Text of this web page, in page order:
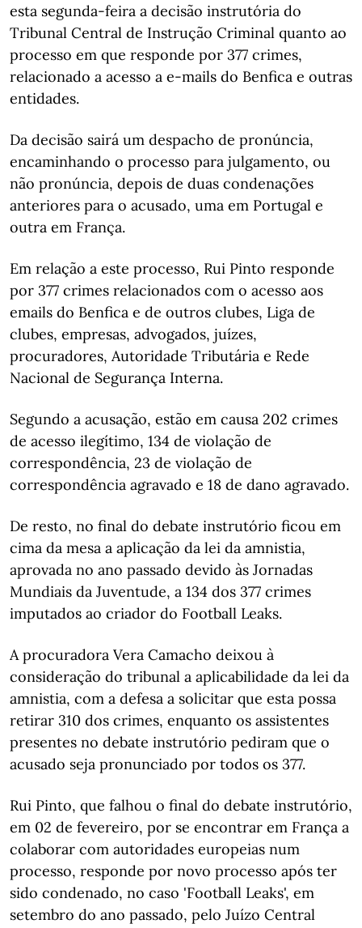
esta segunda-feira a decisão instrutória do
Tribunal Central de Instrução Criminal quanto ao
processo em que responde por 377 crimes,
relacionado a acesso a e-mails do Benfica e outras
entidades.
Da decisão sairá um despacho de pronúncia,
encaminhando o processo para julgamento, ou
não pronúncia, depois de duas condenações
anteriores para o acusado, uma em Portugal e
outra em França.
Em relação a este processo, Rui Pinto responde
por 377 crimes relacionados com o acesso aos
emails do Benfica e de outros clubes, Liga de
clubes, empresas, advogados, juízes,
procuradores, Autoridade Tributária e Rede
Nacional de Segurança Interna.
Segundo a acusação, estão em causa 202 crimes
de acesso ilegítimo, 134 de violação de
correspondência, 23 de violação de
correspondência agravado e 18 de dano agravado.
De resto, no final do debate instrutório ficou em
cima da mesa a aplicação da lei da amnistia,
aprovada no ano passado devido às Jornadas
Mundiais da Juventude, a 134 dos 377 crimes
imputados ao criador do Football Leaks.
A procuradora Vera Camacho deixou à
consideração do tribunal a aplicabilidade da lei da
amnistia, com a defesa a solicitar que esta possa
retirar 310 dos crimes, enquanto os assistentes
presentes no debate instrutório pediram que o
acusado seja pronunciado por todos os 377.
Rui Pinto, que falhou o final do debate instrutório,
em 02 de fevereiro, por se encontrar em França a
colaborar com autoridades europeias num
processo, responde por novo processo após ter
sido condenado, no caso 'Football Leaks', em
setembro do ano passado, pelo Juízo Central